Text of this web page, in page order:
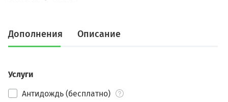
Дополнения Описание
Услуги
Антидождь (бесплатно)